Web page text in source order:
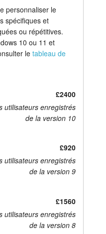
personnaliser le
spécifiques et
ou répétitives.
10 ou 11 et
le tableau de
£2400
utilisateurs enregistrés
de la version 10
£920
utilisateurs enregistrés
de la version 9
£1560
utilisateurs enregistrés
de la version 8